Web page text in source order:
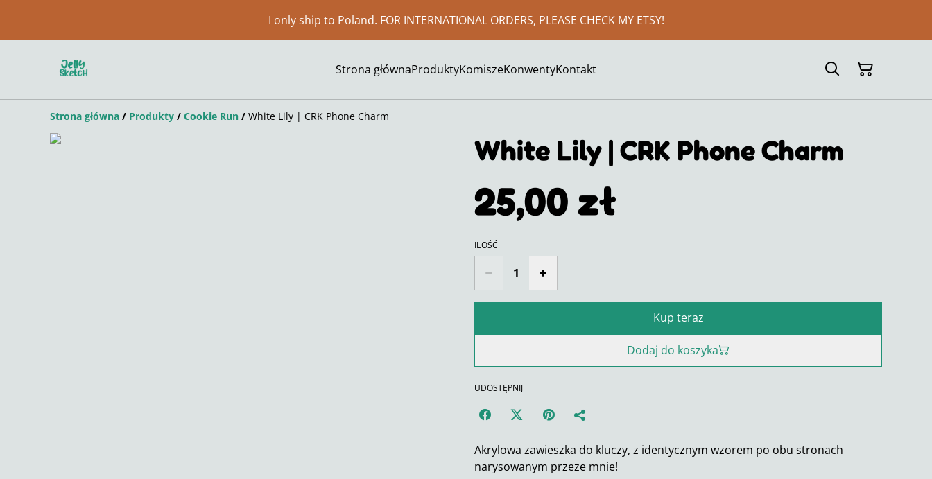
I only ship to Poland. FOR INTERNATIONAL ORDERS, PLEASE CHECK MY ETSY!
Strona głównaProduktyKomiszeKonwentyKontakt
Strona główna / Produkty / Cookie Run / White Lily | CRK Phone Charm
White Lily | CRK Phone Charm
25,00 zł
ILOŚĆ
Kup teraz
Dodaj do koszyka
UDOSTĘPNIJ
Akrylowa zawieszka do kluczy, z identycznym wzorem po obu stronach
narysowanym przeze mnie!